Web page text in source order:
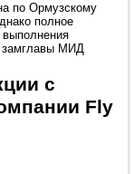
по Ормузскому
полное
выполнения
замглавы МИД
с
Fly